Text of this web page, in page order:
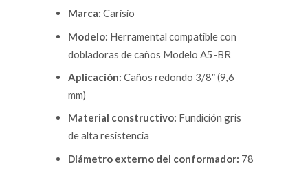
Marca: Carisio
Modelo: Herramental compatible con
dobladoras de caños Modelo A5-BR
Aplicación: Caños redondo 3/8″ (9,6
mm)
Material constructivo: Fundición gris
de alta resistencia
Diámetro externo del conformador: 78